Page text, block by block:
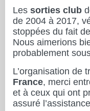
Les sorties club
de 2004 à 2017,
stoppées du fait
Nous aimerions
probablement
L’organisation de
France, merci
et à ceux qui ont
assuré